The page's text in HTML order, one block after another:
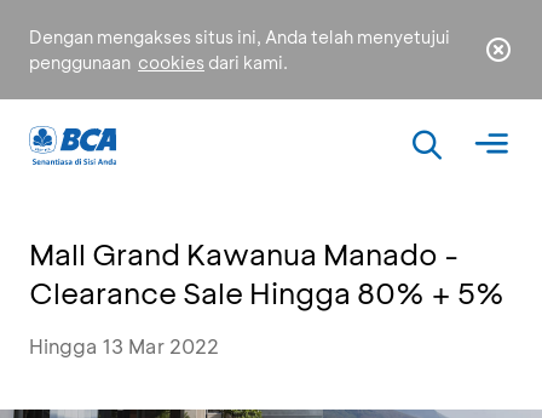
Dengan mengakses situs ini, Anda telah menyetujui
penggunaan cookies dari kami.
Mall Grand Kawanua Manado -
Clearance Sale Hingga 80% + 5%
Hingga 13 Mar 2022